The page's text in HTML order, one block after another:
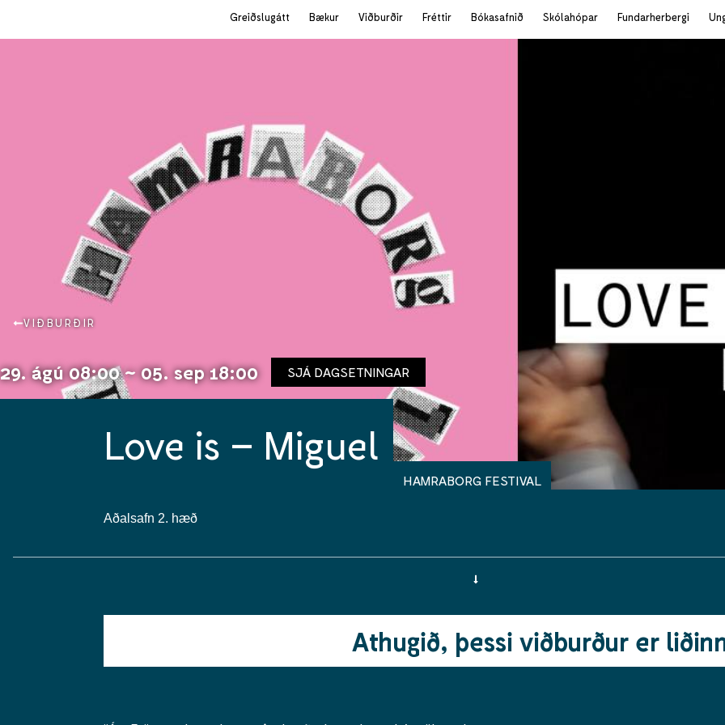
Greiðslugátt Bækur Viðburðir Fréttir Bókasafnið Skólahópar Fundarherbergi
VIÐBURÐIR
29. ágú 08:00 ~ 05. sep 18:00 SJÁ DAGSETNINGAR
Love is – Miguel
HAMRABORG FESTIVAL
Aðalsafn 2. hæð
Athugið, þessi viðburður er